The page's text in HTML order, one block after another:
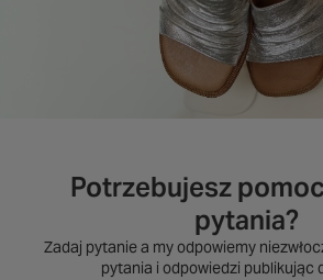
Potrzebujesz
pytania?
Zadaj pytanie a my odpowiemy
pytania i odpowiedzi publikując